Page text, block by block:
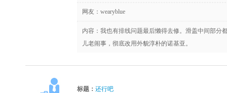
网友： wearyblue
内容：我也有排线问题最后懒得去修。滑盖中间部分
儿老闹事，彻底改用外貌淳朴的诺基亚。
标题： 还行吧